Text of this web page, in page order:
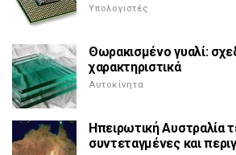
Υπολογιστές
Θωρακισμένο γυαλί:
χαρακτηριστικά
Αυτοκίνητα
Ηπειρωτική Αυστραλία
συντεταγμένες και